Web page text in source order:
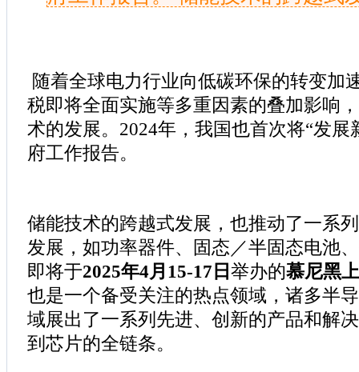
随着全球电力行业向低碳环保的转变加
税即将全面实施等多重因素的叠加影响
术的发展。2024年，我国也首次将“发展
府工作报告。
储能技术的跨越式发展，也推动了一系
发展，如功率器件、固态／半固态电池
即将于2025年4月15-17日 举办的慕尼黑
也是一个备受关注的热点领域，诸多半
域展出了一系列先进、创新的产品和解
到芯片的全链条。